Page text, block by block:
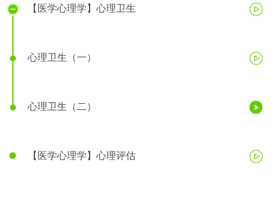
【医学心理学】心理卫生
心理卫生（一）
心理卫生（二）
【医学心理学】心理评估